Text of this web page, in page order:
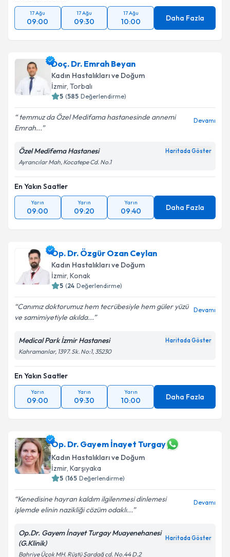
17 Ağu
09:00
17 Ağu
09:30
17 Ağu
10:00 Daha Fazla
Doç. Dr. Emrah Beyan
Kadın Hastalıkları ve Doğum
İzmir, Torbalı
5 (585 Değerlendirme)
temmuz da Özel Medifama hastanesinde annemi
Emrah...
Devamı
Özel Medifema Hastanesi Haritada Göster
Ayrancılar Mah, Kocatepe Cd. No.1
En Yakın Saatler
Yarın
09:00
Yarın
09:20
Yarın
09:40 Daha Fazla
Op. Dr. Özgür Ozan Ceylan
Kadın Hastalıkları ve Doğum
İzmir, Konak
5 (24 Değerlendirme)
Canımız doktorumuz hem tecrübesiyle hem güler yüzü
ve samimiyetiyle akılda...
Devamı
Medical Park İzmir Hastanesi Haritada Göster
Kahramanlar, 1397. Sk. No:1, 35230
En Yakın Saatler
Yarın
09:00
Yarın
09:30
Yarın
10:00 Daha Fazla
Op. Dr. Gayem İnayet Turgay
Kadın Hastalıkları ve Doğum
İzmir, Karşıyaka
5 (165 Değerlendirme)
Kenedisine hayran kaldım ilgilenmesi dinlemesi
işlemde elinin nazikliği cözüm odaklı...
Devamı
Op.Dr. Gayem İnayet Turgay Muayenehanesi
(G.Klinik)
Haritada Göster
Bahriye Üçok MH. Rüştü Şardağ cd. No.44 D.2